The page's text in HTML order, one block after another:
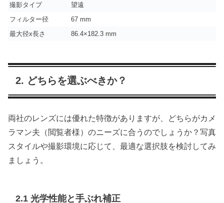
撮影タイプ
望遠
フィルター径
67 mm
最大径x長さ
86.4×182.3 mm
2. どちらを選ぶべきか？
両社のレンズには優れた特徴がありますが、どちらがカメ
ラマン夫（閲覧者様）のニーズに合うのでしょうか？写真
スタイルや撮影環境に応じて、最適な選択肢を検討してみ
ましょう。
2.1 光学性能と手ぶれ補正